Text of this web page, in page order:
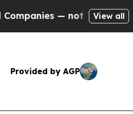
— not Taxpayers —
View all
Provided by AGP